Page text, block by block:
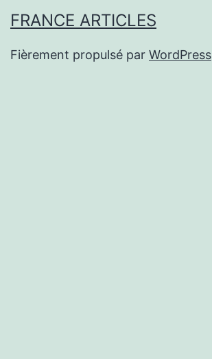
FRANCE ARTICLES
Fièrement propulsé par WordPress